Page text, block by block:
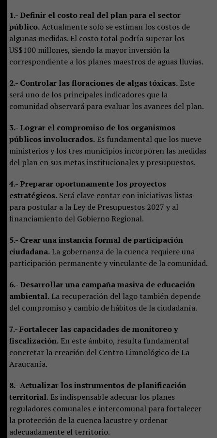
1.- Definir el costo real del plan para el sector
público.Actualmente solo se estiman los costos de
algunas medidas. El costo total podría superar los
US$100 millones, siendo la mayor inversión la
correspondiente a los planes maestros de aguas lluvias.
2.- Controlar las floraciones de algas tóxicas.Este
será uno de los principales indicadores que la
comunidad observará para evaluar los avances del plan.
3.- Lograr el compromiso de los organismos
públicos involucrados.Es fundamental que los nueve
ministerios y los tres municipios incorporen las medidas
del plan en sus metas institucionales y presupuestos.
4.- Preparar oportunamente los proyectos
estratégicos.Será clave contar con iniciativas listas
para postular a la Ley de Presupuestos 2027 y al
financiamiento del Gobierno Regional.
5.- Crear una instancia formal de participación
ciudadana.La gobernanza de la cuenca requiere una
participación permanente y vinculante de la comunidad.
6.- Desarrollar una campaña masiva de educación
ambiental.La recuperación del lago también depende
del compromiso y cambio de hábitos de la ciudadanía.
7.- Fortalecer las capacidades de monitoreo y
fiscalización.En este ámbito, resulta fundamental
concretar la creación del Centro Limnológico de La
Araucanía.
8.- Actualizar los instrumentos de planificación
territorial.Es indispensable adecuar los planes
reguladores comunales e intercomunal para fortalecer
la protección de la cuenca lacustre y ordenar
adecuadamente el territorio.